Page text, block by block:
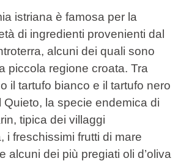
istriana è famosa per la
di ingredienti provenienti dal
alcuni dei quali sono
piccola regione croata. Tra
il tartufo bianco e il tartufo nero
Quieto, la specie endemica di
tipica dei villaggi
i freschissimi frutti di mare
alcuni dei più pregiati oli d’oliva